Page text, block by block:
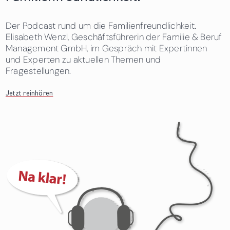
Der Podcast rund um die Familienfreundlichkeit.
Elisabeth Wenzl, Geschäftsführerin der Familie & Beruf
Management GmbH, im Gespräch mit Expertinnen
und Experten zu aktuellen Themen und
Fragestellungen.
Jetzt reinhören